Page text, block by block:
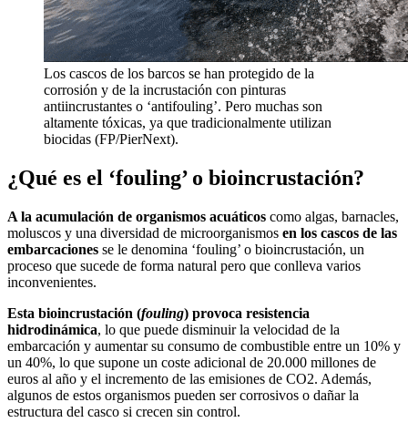
Los cascos de los barcos se han protegido de la
corrosión y de la incrustación con pinturas
antiincrustantes o ‘antifouling’. Pero muchas son
altamente tóxicas, ya que tradicionalmente utilizan
biocidas (FP/PierNext).
¿Qué es el ‘fouling’ o bioincrustación?
A la acumulación de organismos acuáticos como algas, barnacles,
moluscos y una diversidad de microorganismos en los cascos de las
embarcaciones se le denomina ‘fouling’ o bioincrustación, un
proceso que sucede de forma natural pero que conlleva varios
inconvenientes.
Esta bioincrustación (fouling) provoca resistencia
hidrodinámica, lo que puede disminuir la velocidad de la
embarcación y aumentar su consumo de combustible entre un 10% y
un 40%, lo que supone un coste adicional de 20.000 millones de
euros al año y el incremento de las emisiones de CO2. Además,
algunos de estos organismos pueden ser corrosivos o dañar la
estructura del casco si crecen sin control.